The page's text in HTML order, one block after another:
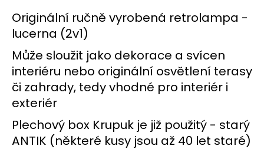
Originální ručně vyrobená retrolampa -
lucerna (2v1)
Může sloužit jako dekorace a svícen
interiéru nebo originální osvětlení terasy
či zahrady, tedy vhodné pro interiér i
exteriér
Plechový box Krupuk je již použitý - starý
ANTIK (některé kusy jsou až 40 let staré)
HLEDAT
D
o
p
o
r
u
č